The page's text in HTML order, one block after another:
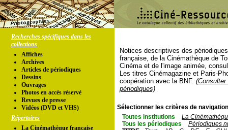
Recherches spécifiques dans les
collections
Affiches
Archives
Articles de périodiques
Dessins
Ouvrages
Photos en accés réservé
Revues de presse
Vidéos (DVD et VHS)
Répertoires
La Cinémathèque française
Notices descriptives des
française, de la Cinémathèque de
Cinéma et de l'image animée,
Les titres Cinémagazine et Paris-
coopération avec la BNF.
périodiques)
Sélectionner les critères de
Toutes institutions
La
Tous les périodiques
Périodiques